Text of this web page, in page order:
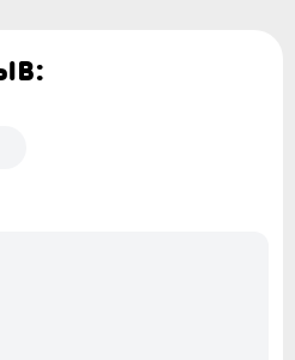
Перед заказом прочи